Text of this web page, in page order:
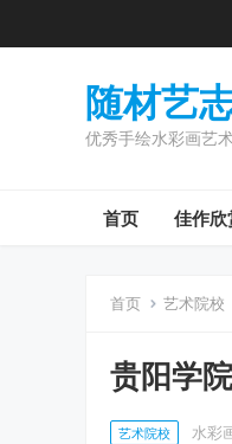
随材艺
优秀手绘水彩画艺
首页 佳作欣
首页 艺术院校
贵阳学院
艺术院校 水彩